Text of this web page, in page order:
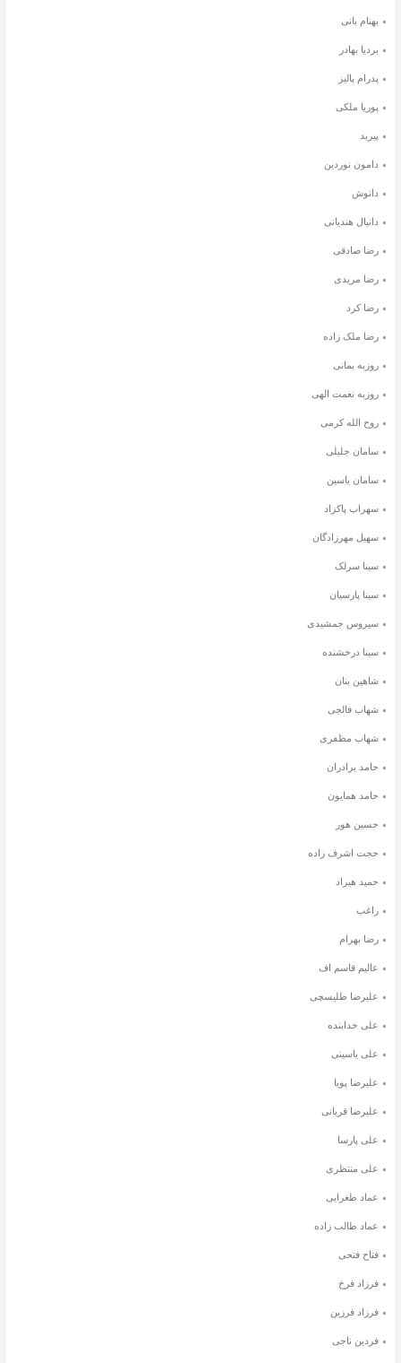
بهنام بانی
بردیا بهادر
پدرام پالیز
پوریا ملکی
پیربد
دامون نوردین
دانوش
دانیال هندیانی
رضا صادقی
رضا مریدی
رضا کرد
رضا ملک زاده
روزبه بمانی
روزبه نعمت الهی
روح الله کرمی
سامان جلیلی
سامان یاسین
سهراب پاکزاد
سهیل مهرزادگان
سینا سرلک
سینا پارسیان
سیروس جمشیدی
سینا درخشنده
شاهین بنان
شهاب فالجی
شهاب مظفری
حامد برادران
حامد همایون
حسین هور
حجت اشرف زاده
حمید هیراد
راغب
رضا بهرام
عالیم قاسم اف
علیرضا طلیسچی
علی خدابنده
علی یاسینی
علیرضا پویا
علیرضا قربانی
علی پارسا
علی منتظری
عماد طغرایی
عماد طالب زاده
فتاح فتحی
فرزاد فرخ
فرزاد فرزین
فردین ناجی